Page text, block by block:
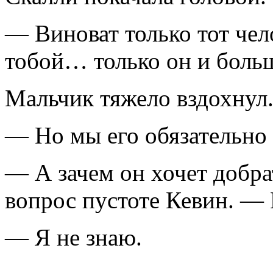
— Виноват только тот
тобой… только он и
Мальчик тяжело вздохнул.
— Но мы его
— А зачем он хочет
вопрос пустоте Кевин. —
— Я не знаю.